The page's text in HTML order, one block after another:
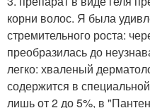
корни волос. Я была
стремительного роста:
преобразилась до
легко: хваленый
содержится в
лишь от 2 до 5%, в